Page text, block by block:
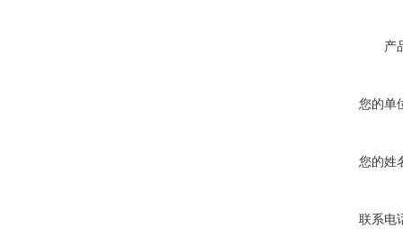
产
您的单
您的姓
联系电